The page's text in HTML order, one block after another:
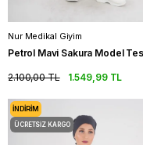
Nur Medikal Giyim
1.549,99 TL
2.100,00 TL
İNDIRIM
ÜCRETSIZ KARGO